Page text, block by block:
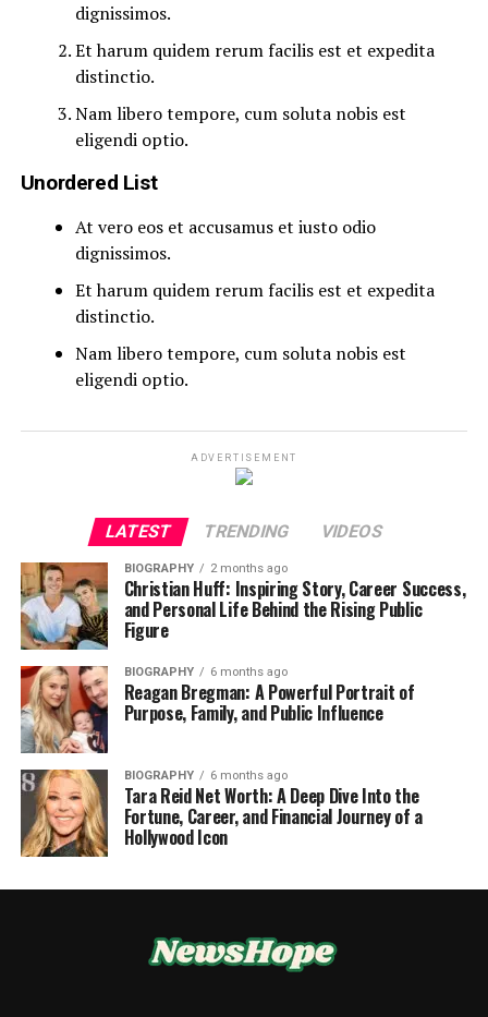
dignissimos.
Et harum quidem rerum facilis est et expedita
distinctio.
Nam libero tempore, cum soluta nobis est
eligendi optio.
Unordered List
At vero eos et accusamus et iusto odio
dignissimos.
Et harum quidem rerum facilis est et expedita
distinctio.
Nam libero tempore, cum soluta nobis est
eligendi optio.
ADVERTISEMENT
LATEST TRENDING VIDEOS
BIOGRAPHY 2 months ago
Christian Huff: Inspiring Story, Career Success,
and Personal Life Behind the Rising Public
Figure
BIOGRAPHY 6 months ago
Reagan Bregman: A Powerful Portrait of
Purpose, Family, and Public Influence
BIOGRAPHY 6 months ago
Tara Reid Net Worth: A Deep Dive Into the
Fortune, Career, and Financial Journey of a
Hollywood Icon